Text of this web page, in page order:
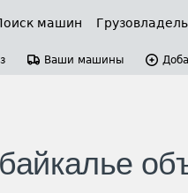
машин
Ваши машины